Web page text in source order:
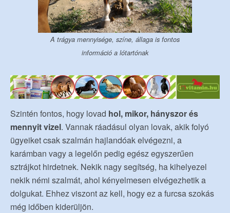
A trágya mennyisége, színe, állaga is fontos
információ a lótartónak
Szintén fontos, hogy lovad hol, mikor, hányszor és
mennyit vizel. Vannak ráadásul olyan lovak, akik folyó
ügyeiket csak szalmán hajlandóak elvégezni, a
karámban vagy a legelőn pedig egész egyszerűen
sztrájkot hirdetnek. Nekik nagy segítség, ha kihelyezel
nekik némi szalmát, ahol kényelmesen elvégezhetik a
dolgukat. Ehhez viszont az kell, hogy ez a furcsa szokás
még időben kiderüljön.